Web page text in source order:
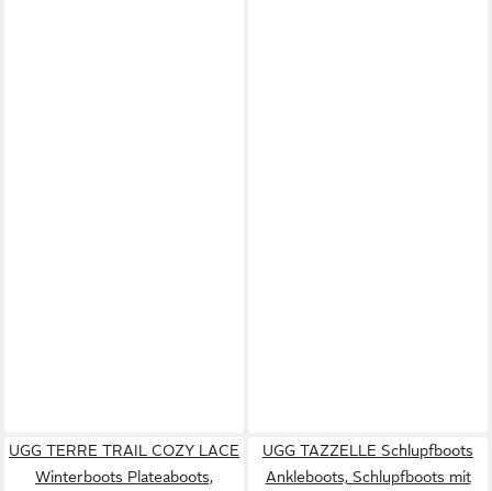
UGG TERRE TRAIL COZY LACE
Winterboots Plateaboots,
UGG TAZZELLE Schlupfboots
Ankleboots, Schlupfboots mit